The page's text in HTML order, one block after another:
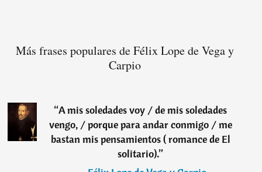
Más frases populares de Félix Lope de Vega y
Carpio
“A mis soledades voy / de mis soledades
vengo, / porque para andar conmigo / me
bastan mis pensamientos ( romance de El
solitario).”